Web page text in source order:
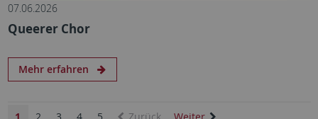
07.06.2026
Queerer Chor
Mehr erfahren